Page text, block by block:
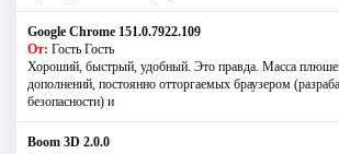
Google Chrome 151.0.7922.109
От: Гость Гость
Хороший, быстрый, удобный. Это правда. Масса
дополнений, постоянно отторгаемых браузером
безопасности) и
Boom 3D 2.0.0